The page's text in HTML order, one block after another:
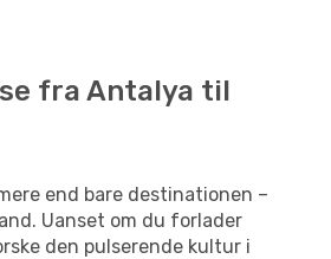
fra Antalya til
end bare destinationen –
Uanset om du forlader
den pulserende kultur i